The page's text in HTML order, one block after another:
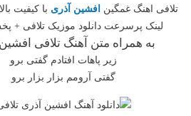
تلافی اهنگ غمگین افشین آذری با کیفیت
لینک پرسرعت دانلود موزیک تلافی +
به همراه متن آهنگ تلافی
زیر پاهات افتادم گفتی برو
گفتی آرومم بزار بزار برو